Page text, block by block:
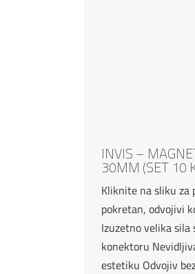
INVIS –
30MM (SET 10
Kliknite na sliku za
pokretan, odvojivi
Izuzetno velika sila
konektoru
estetiku Odvojiv